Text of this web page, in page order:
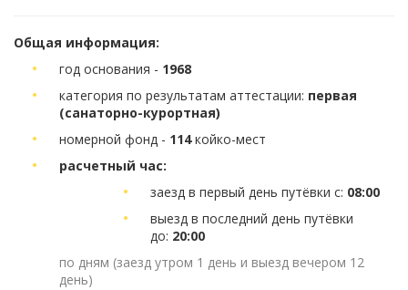
Общая информация:
год основания - 1968
категория по результатам аттестации: первая
(санаторно-курортная)
номерной фонд - 114койко-мест
расчетный час:
заезд в первый день путёвки с: 08:00
выезд в последний день путёвки
до: 20:00
по дням (заезд утром 1 день и выезд вечером 12
день)